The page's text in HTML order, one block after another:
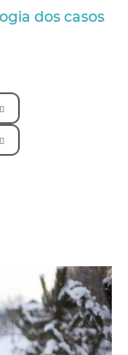
dos casos